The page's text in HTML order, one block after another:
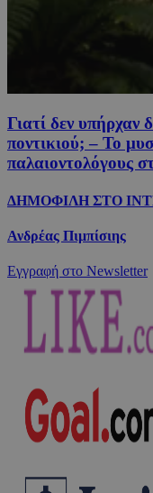
Γιατί δεν υπήρχαν
ποντικιού; – Το
παλαιοντολόγους
ΔΗΜΟΦΙΛΗ ΣΤΟ
Ανδρέας Πιμπίσιης
Εγγραφή στο Newsletter